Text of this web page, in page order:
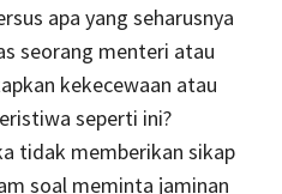
apa yang seharusnya
seorang menteri atau
kekecewaan atau
seperti ini?
tidak memberikan sikap
soal meminta jaminan